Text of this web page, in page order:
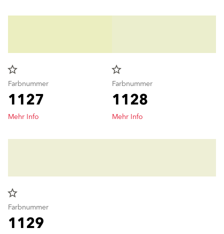
star_border
Farbnummer
1127
Mehr Info
star_border
Farbnummer
1128
Mehr Info
star_border
Farbnummer
1129